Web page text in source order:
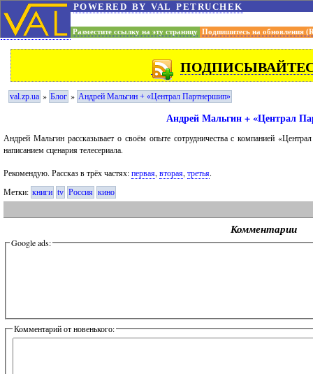
powered by val petruchek
Разместите ссылку на эту страницу Подпишитесь на обновления
val.zp.ua » Блог » Андрей Мальгин + «Централ Партнершип»
Андрей Мальгин + «Централ
Андрей Мальгин рассказывает о своём опыте сотрудничества с компанией
написанием сценария телесериала.
Рекомендую. Рассказ в трёх частях:первая, вторая, третья.
Метки: книги tv Россия кино
Комментарии
Google ads:
Комментарий от новенького: